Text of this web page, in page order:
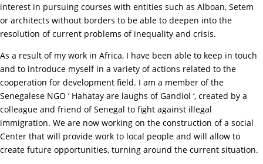
interest in pursuing courses with entities such as Alboan, Setem
or architects without borders to be able to deepen into the
resolution of current problems of inequality and crisis.
As a result of my work in Africa, I have been able to keep in touch
and to introduce myself in a variety of actions related to the
cooperation for development field. I am a member of the
Senegalese NGO ‘ Hahatay are laughs of Gandiol ‘, created by a
colleague and friend of Senegal to fight against illegal
immigration. We are now working on the construction of a social
Center that will provide work to local people and will allow to
create future opportunities, turning around the current situation.